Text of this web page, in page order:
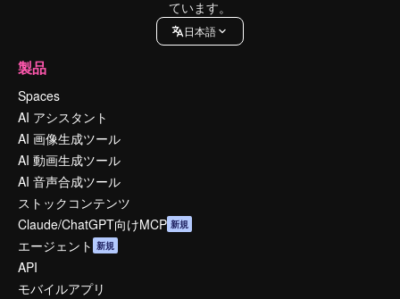
ています。
日本語
製品
Spaces
AI アシスタント
AI 画像生成ツール
AI 動画生成ツール
AI 音声合成ツール
ストックコンテンツ
Claude/ChatGPT向けMCP 新規
エージェント 新規
API
モバイルアプリ